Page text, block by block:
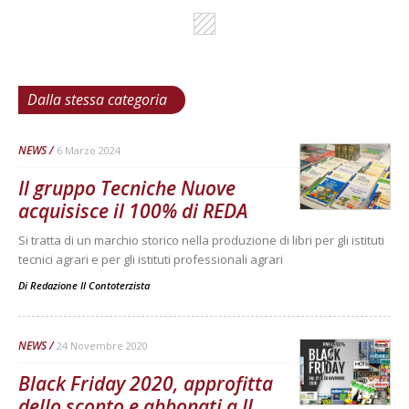
Dalla stessa categoria
NEWS 6 Marzo 2024
Il gruppo Tecniche Nuove
acquisisce il 100% di REDA
Si tratta di un marchio storico nella produzione di libri per gli istituti
tecnici agrari e per gli istituti professionali agrari
Di Redazione Il Contoterzista
NEWS 24 Novembre 2020
Black Friday 2020, approfitta